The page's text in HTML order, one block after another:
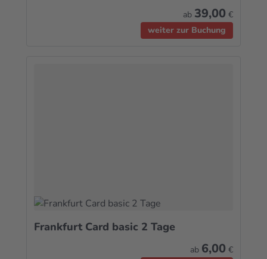
ab 39,00 €
weiter zur Buchung
Frankfurt Card basic 2 Tage
ab 6,00 €